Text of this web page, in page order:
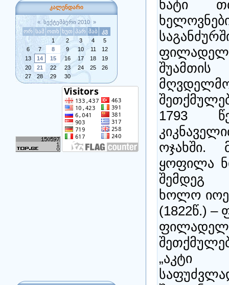
კალენდარი
« სექტემბერი 2010 »
ორ
სამ ოთხ ხუთ პარ შაბ
კვ
1
2 3 4
5
6
7 8 9 10 11
12
13
14 15 16 17 18
19
20
21 22 23 24 25
26
27
28 29 30
ხატი
1793
ოჯახში.
ყოფილა
შემდეგ
ხოლო
(1822წ.)
„აკტი